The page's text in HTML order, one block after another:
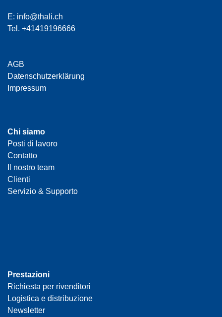
E: info@thali.ch
Tel. +41419196666
AGB
Datenschutzerklärung
Impressum
Chi siamo
Posti di lavoro
Contatto
Il nostro team
Clienti
Servizio & Supporto
Prestazioni
Richiesta per rivenditori
Logistica e distribuzione
Newsletter